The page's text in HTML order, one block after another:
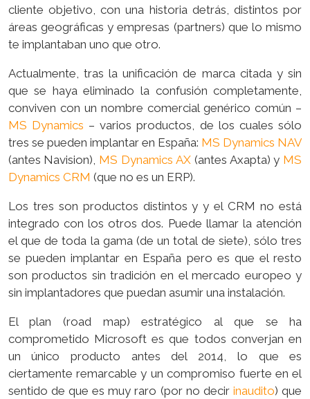
cliente objetivo, con una historia detrás, distintos por
áreas geográficas y empresas (partners) que lo mismo
te implantaban uno que otro.
Actualmente, tras la unificación de marca citada y sin
que se haya eliminado la confusión completamente,
conviven con un nombre comercial genérico común –
MS Dynamics – varios productos, de los cuales sólo
tres se pueden implantar en España: MS Dynamics NAV
(antes Navision), MS Dynamics AX (antes Axapta) y MS
Dynamics CRM (que no es un ERP).
Los tres son productos distintos y y el CRM no está
integrado con los otros dos. Puede llamar la atención
el que de toda la gama (de un total de siete), sólo tres
se pueden implantar en España pero es que el resto
son productos sin tradición en el mercado europeo y
sin implantadores que puedan asumir una instalación.
El plan (road map) estratégico al que se ha
comprometido Microsoft es que todos converjan en
un único producto antes del 2014, lo que es
ciertamente remarcable y un compromiso fuerte en el
sentido de que es muy raro (por no decirinaudito) que